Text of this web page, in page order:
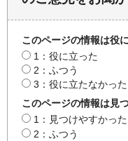
このページの情報は役
1：役に立った
2：ふつう
3：役に立たなかった
このページの情報は見
1：見つけやすかった
2：ふつう